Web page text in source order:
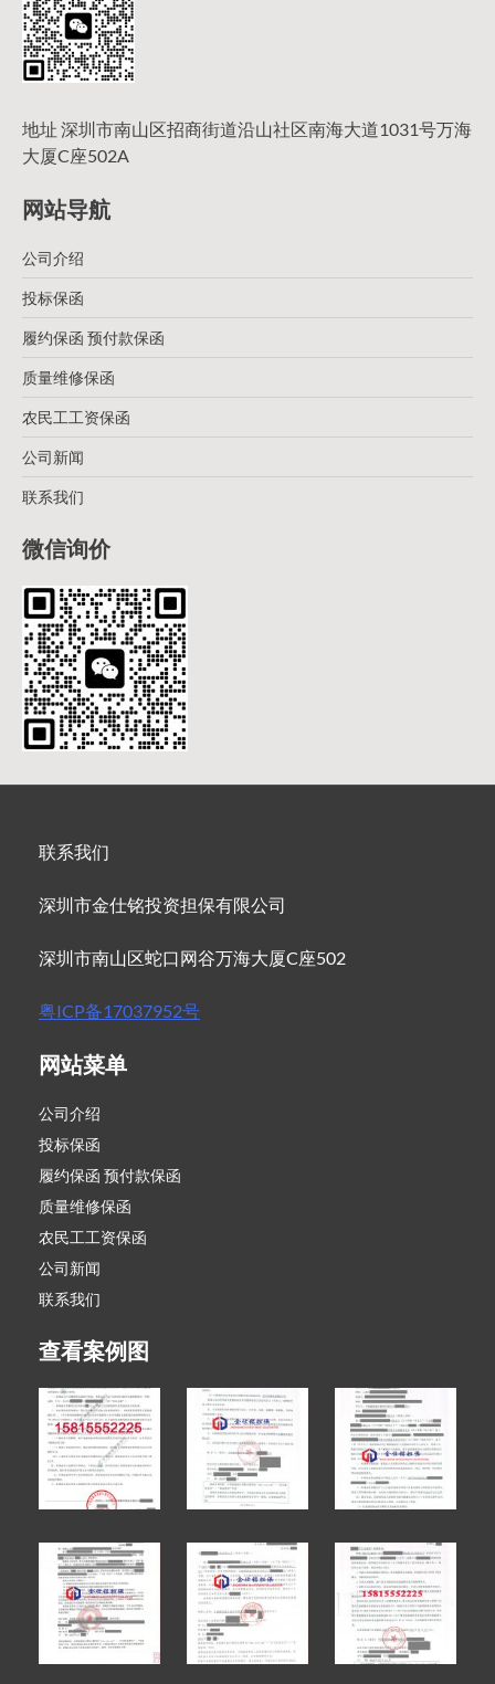
地址 深圳市南山区招商街道沿山社区南海大道1031号万海
大厦C座502A
网站导航
公司介绍
投标保函
履约保函 预付款保函
质量维修保函
农民工工资保函
公司新闻
联系我们
微信询价
联系我们
深圳市金仕铭投资担保有限公司
深圳市南山区蛇口网谷万海大厦C座502
粤ICP备17037952号
网站菜单
公司介绍
投标保函
履约保函 预付款保函
质量维修保函
农民工工资保函
公司新闻
联系我们
查看案例图